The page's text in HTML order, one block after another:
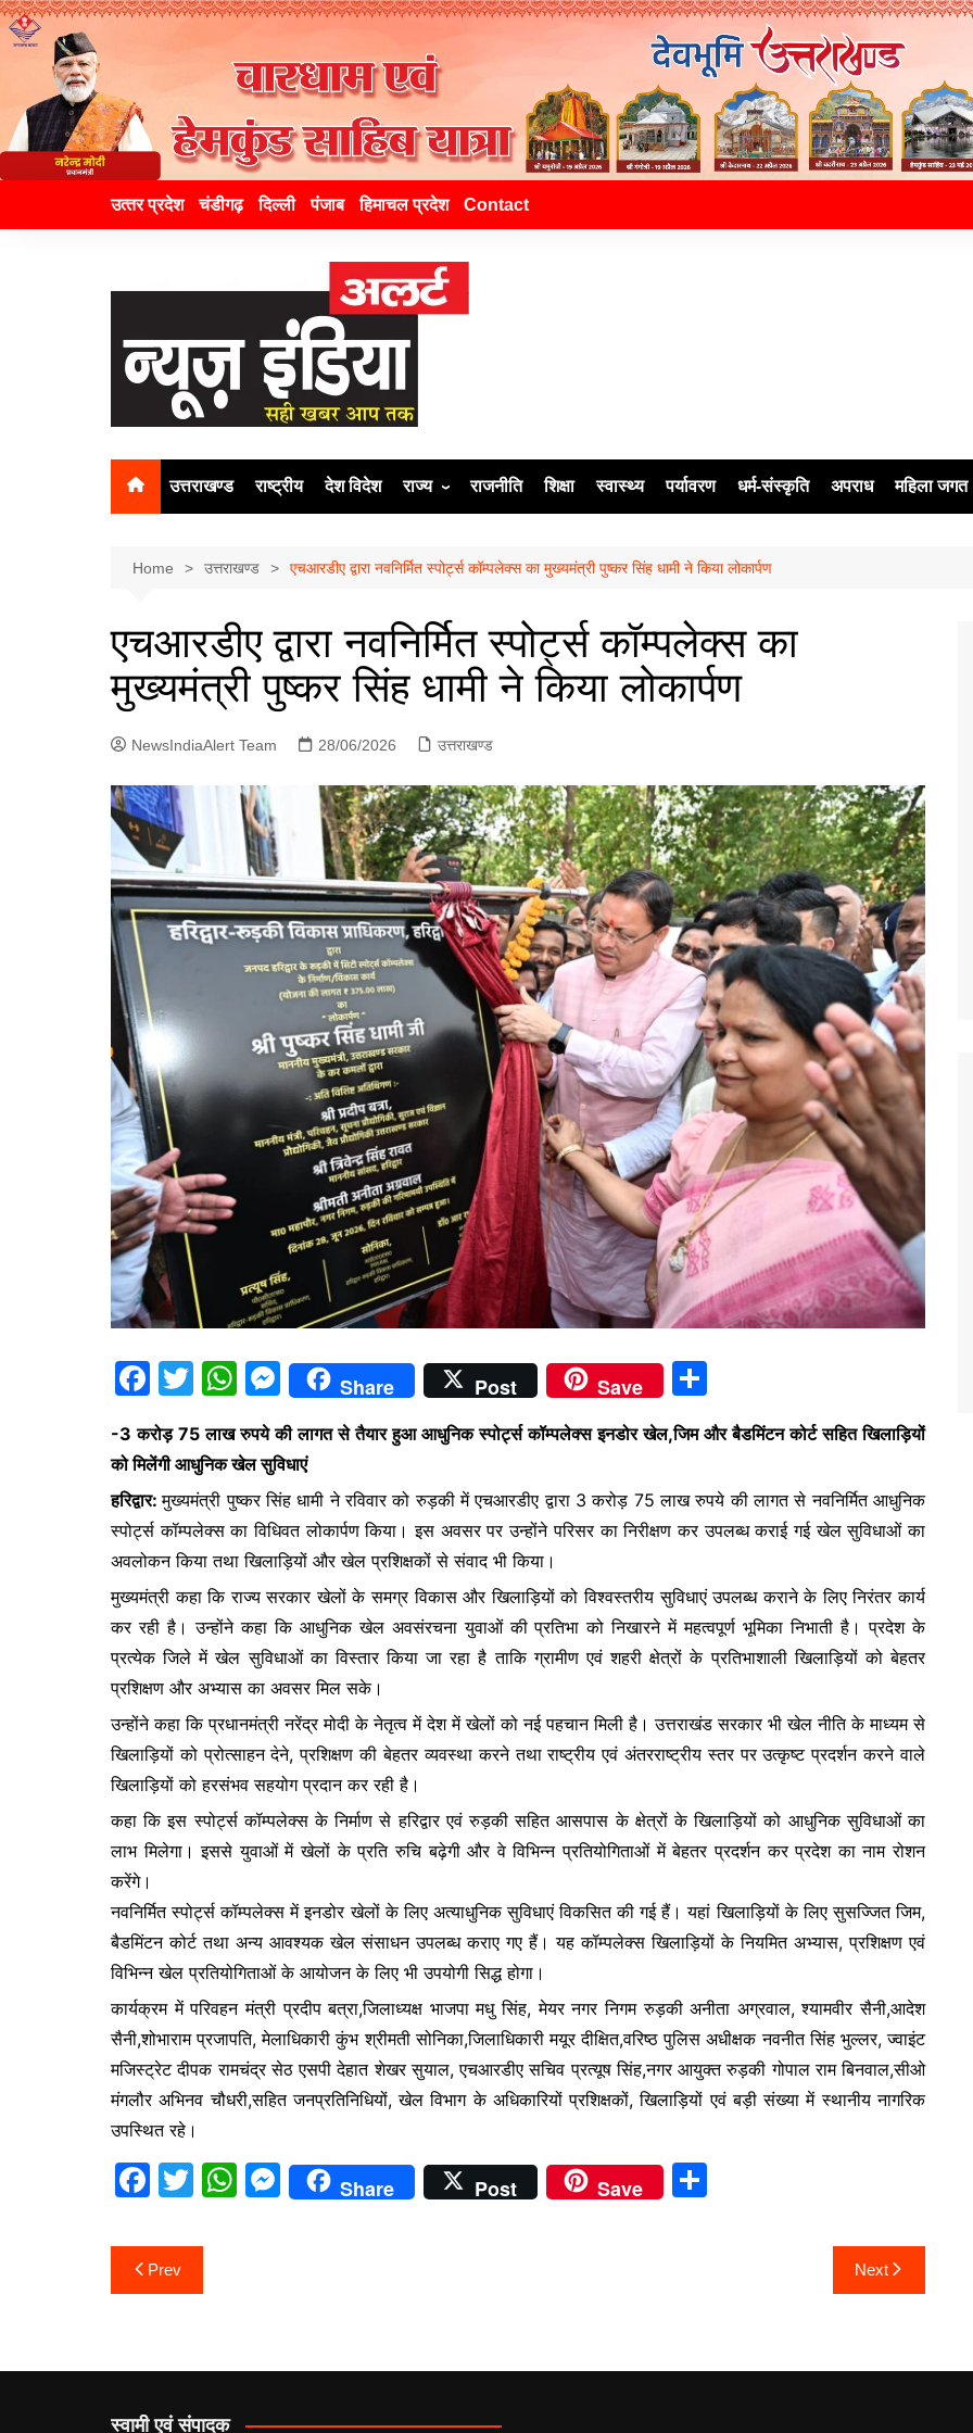
उत्‍तर प्रदेश चंडीगढ़ दिल्ली पंजाब हिमाचल प्रदेश Contact
उत्तराखण्ड राष्ट्रीय देश विदेश राज्य
दिल्ली
पंजाब
चंडीगढ़
राजनीति शिक्षा स्वास्थ्य पर्यावरण धर्म-संस्कृति अपराध महिला जगत
Home उत्तराखण्ड एचआरडीए द्वारा नवनिर्मित स्पोर्ट्स कॉम्पलेक्स का मुख्यमंत्री पुष्कर सिंह धामी ने किया लोकार्पण
एचआरडीए द्वारा नवनिर्मित स्पोर्ट्स कॉम्पलेक्स का
मुख्यमंत्री पुष्कर सिंह धामी ने किया लोकार्पण
NewsIndiaAlert Team 28/06/2026 उत्तराखण्ड
F
a
c
e
b
o
o
k
T
itt
er
W
at
s
A
p
p
M
e
s
s
e
n
g
er
Share Post Save
h
ar
e
-3 करोड़ 75 लाख रुपये की लागत से तैयार हुआ आधुनिक स्पोर्ट्स कॉम्पलेक्स इनडोर खेल,जिम और बैडमिंटन कोर्ट सहित खिलाड़ियों
को मिलेंगी आधुनिक खेल सुविधाएं
हरिद्वार:मुख्यमंत्री पुष्कर सिंह धामी ने रविवार को रुड़की में एचआरडीए द्वारा 3 करोड़ 75 लाख रुपये की लागत से नवनिर्मित आधुनिक
स्पोर्ट्स कॉम्पलेक्स का विधिवत लोकार्पण किया। इस अवसर पर उन्होंने परिसर का निरीक्षण कर उपलब्ध कराई गई खेल सुविधाओं का
अवलोकन किया तथा खिलाड़ियों और खेल प्रशिक्षकों से संवाद भी किया।
मुख्यमंत्री कहा कि राज्य सरकार खेलों के समग्र विकास और खिलाड़ियों को विश्वस्तरीय सुविधाएं उपलब्ध कराने के लिए निरंतर कार्य
कर रही है। उन्होंने कहा कि आधुनिक खेल अवसंरचना युवाओं की प्रतिभा को निखारने में महत्वपूर्ण भूमिका निभाती है। प्रदेश के
प्रत्येक जिले में खेल सुविधाओं का विस्तार किया जा रहा है ताकि ग्रामीण एवं शहरी क्षेत्रों के प्रतिभाशाली खिलाड़ियों को बेहतर
प्रशिक्षण और अभ्यास का अवसर मिल सके।
उन्होंने कहा कि प्रधानमंत्री नरेंद्र मोदी के नेतृत्व में देश में खेलों को नई पहचान मिली है। उत्तराखंड सरकार भी खेल नीति के माध्यम से
खिलाड़ियों को प्रोत्साहन देने, प्रशिक्षण की बेहतर व्यवस्था करने तथा राष्ट्रीय एवं अंतरराष्ट्रीय स्तर पर उत्कृष्ट प्रदर्शन करने वाले
खिलाड़ियों को हरसंभव सहयोग प्रदान कर रही है।
कहा कि इस स्पोर्ट्स कॉम्पलेक्स के निर्माण से हरिद्वार एवं रुड़की सहित आसपास के क्षेत्रों के खिलाड़ियों को आधुनिक सुविधाओं का
लाभ मिलेगा। इससे युवाओं में खेलों के प्रति रुचि बढ़ेगी और वे विभिन्न प्रतियोगिताओं में बेहतर प्रदर्शन कर प्रदेश का नाम रोशन
करेंगे।
नवनिर्मित स्पोर्ट्स कॉम्पलेक्स में इनडोर खेलों के लिए अत्याधुनिक सुविधाएं विकसित की गई हैं। यहां खिलाड़ियों के लिए सुसज्जित जिम,
बैडमिंटन कोर्ट तथा अन्य आवश्यक खेल संसाधन उपलब्ध कराए गए हैं। यह कॉम्पलेक्स खिलाड़ियों के नियमित अभ्यास, प्रशिक्षण एवं
विभिन्न खेल प्रतियोगिताओं के आयोजन के लिए भी उपयोगी सिद्ध होगा।
कार्यक्रम में परिवहन मंत्री प्रदीप बत्रा,जिलाध्यक्ष भाजपा मधु सिंह, मेयर नगर निगम रुड़की अनीता अग्रवाल, श्यामवीर सैनी,आदेश
सैनी,शोभाराम प्रजापति, मेलाधिकारी कुंभ श्रीमती सोनिका,जिलाधिकारी मयूर दीक्षित,वरिष्ठ पुलिस अधीक्षक नवनीत सिंह भुल्लर, ज्वाइंट
मजिस्ट्रेट दीपक रामचंद्र सेठ एसपी देहात शेखर सुयाल, एचआरडीए सचिव प्रत्यूष सिंह,नगर आयुक्त रुड़की गोपाल राम बिनवाल,सीओ
मंगलौर अभिनव चौधरी,सहित जनप्रतिनिधियों, खेल विभाग के अधिकारियों प्रशिक्षकों, खिलाड़ियों एवं बड़ी संख्या में स्थानीय नागरिक
उपस्थित रहे।
F
c
e
k
T
itt
er
W M
e
er
Share Post Save
Post
navigation
Prev Next
स्वामी एवं संपादक